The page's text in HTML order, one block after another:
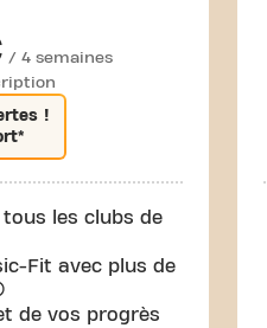
/ 4 semaines
!
les clubs de
Fit avec plus de
de vos progrès